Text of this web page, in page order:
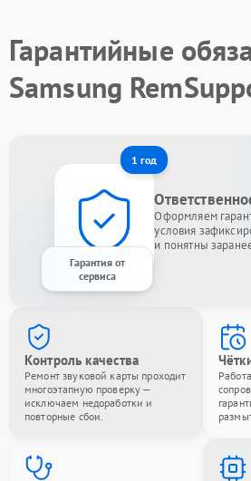
Гарантийные
Samsung
1 год
Гарантия от
сервиса
Оформляем
условия
и понятны
Контроль качества
Ремонт звуковой карты проходит
многоэтапную проверку —
исключаем недоработки и
повторные сбои.